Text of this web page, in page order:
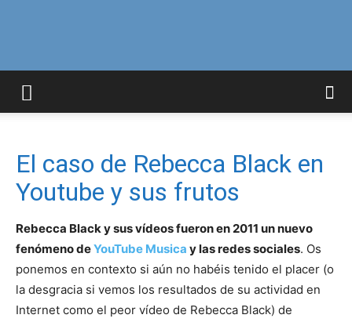
Curiosidades
El caso de Rebecca Black en
Youtube y sus frutos
Rebecca Black y sus vídeos fueron en 2011 un nuevo
fenómeno deYouTube Musica y las redes sociales. Os
ponemos en contexto si aún no habéis tenido el placer (o
la desgracia si vemos los resultados de su actividad en
Internet como el peor vídeo de Rebecca Black) de